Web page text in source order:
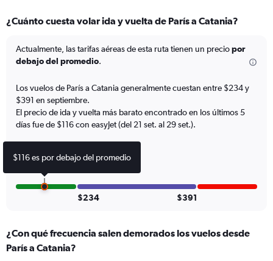
categories.
6
categories.
has
2
Y
axes
Price
and
Number
¿Cuánto cuesta volar ida y vuelta de París a Catania?
Actualmente, las tarifas aéreas de esta ruta tienen un preciopor
debajo del promedio.
Los vuelos de París a Catania generalmente cuestan entre $234 y
$391 en septiembre.
El precio de ida y vuelta más barato encontrado en los últimos 5
días fue de $116 con easyJet (del 21 set. al 29 set.).
$234 $391
¿Con qué frecuencia salen demorados los vuelos desde
París a Catania?
$116 es por debajo del promedio